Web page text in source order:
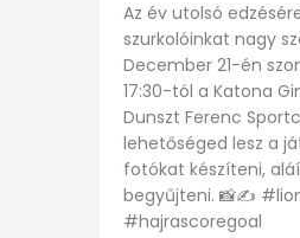
Az év utolsó
szurkolóinkat nagy
December 21-én
17:30-tól a Katona
Dunszt Ferenc
lehetőséged lesz a
fotókat készíteni,
begyűjteni. 📸✍️
#hajrascoregoal